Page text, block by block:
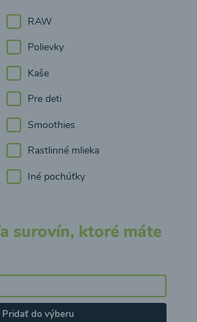
RAW
Polievky
Kaše
Pre deti
Smoothies
Rastlinné mlieka
Iné pochúťky
surovín, ktoré máte
Pridať do výberu